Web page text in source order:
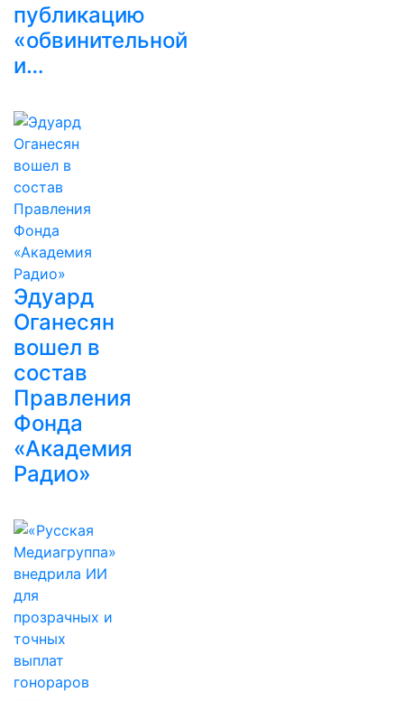
публикацию
«обвинительной
и…
Эдуард
Оганесян
вошел в
состав
Правления
Фонда
«Академия
Радио»